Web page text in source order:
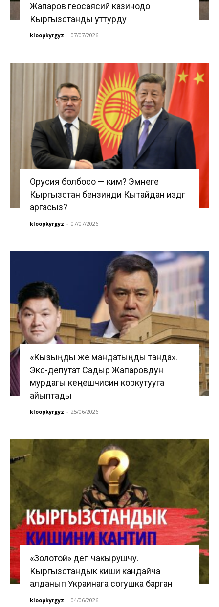
Жапаров геосаясий казинодо
Кыргызстанды уттурду
kloopkyrgyz - 07/07/2026
Орусия болбосо — ким? Эмнеге
Кыргызстан бензинди Кытайдан издөөгө
аргасыз?
kloopkyrgyz - 07/07/2026
«Кызыңды же мандатыңды танда».
Экс-депутат Садыр Жапаровдун
мурдагы кеңешчисин коркутууга
айыптады
kloopkyrgyz - 25/06/2026
«Золотой» деп чакырушчу.
Кыргызстандык киши кандайча
алданып Украинага согушка барган
kloopkyrgyz - 04/06/2026